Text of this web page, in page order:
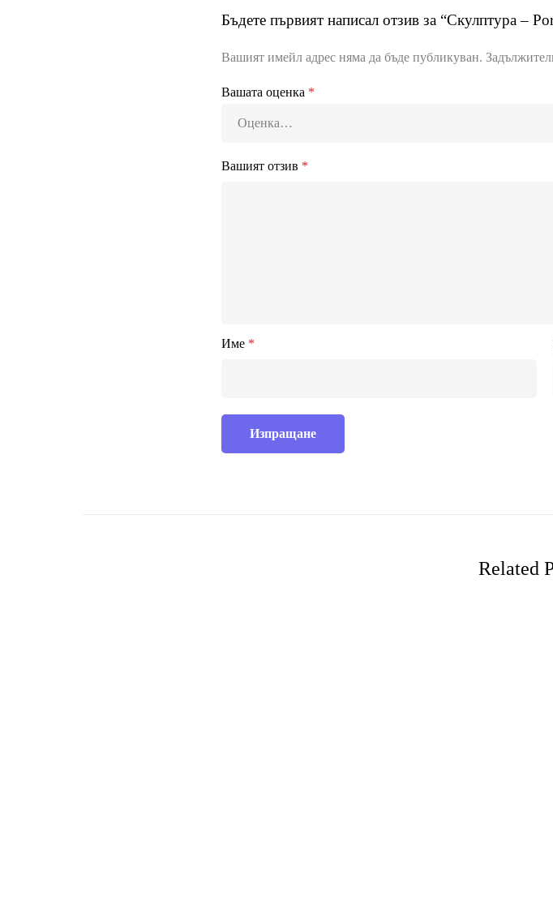
Бъдете първият написал отзив за “Скулптура –
Вашият имейл адрес няма да бъде публикуван.
Вашата оценка *
Вашият отзив *
Име *
Related